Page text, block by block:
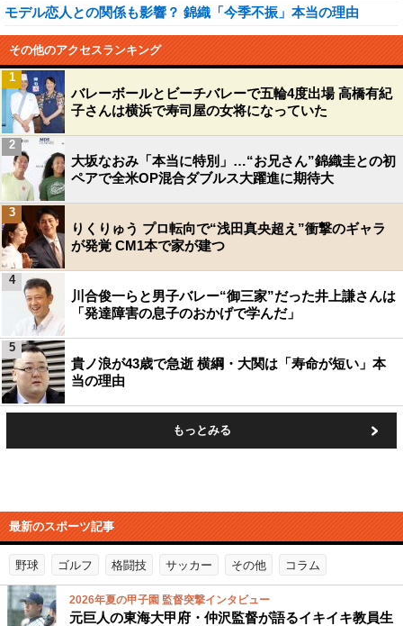
モデル恋人との関係も影響？ 錦織「今季不振」本当の理由
その他のアクセスランキング
バレーボールとビーチバレーで五輪4度出場 高橋有紀
子さんは横浜で寿司屋の女将になっていた
1
大坂なおみ「本当に特別」…“お兄さん”錦織圭との初
ペアで全米OP混合ダブルス大躍進に期待大
2
りくりゅう プロ転向で“浅田真央超え”衝撃のギャラ
が発覚 CM1本で家が建つ
3
川合俊一らと男子バレー“御三家”だった井上謙さんは
「発達障害の息子のおかげで学んだ」
4
貴ノ浪が43歳で急逝 横綱・大関は「寿命が短い」本
当の理由
5
もっとみる
最新のスポーツ記事
野球 ゴルフ 格闘技 サッカー その他 コラム
2026年夏の甲子園 監督突撃インタビュー
元巨人の東海大甲府・仲沢監督が語るイキイキ教員生